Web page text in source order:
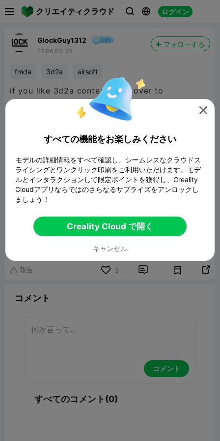
クリエイティクラウド   ログイン
GlockGuy1312
22:06 03-25
フォローする
fmda 3d2a airsoft
if you like 3d2a content head over to
 報告 3  
コメント
コメント
すべてのコメント(0)

すべての機能をお楽しみください
モデルの詳細情報をすべて確認し、シームレスなクラウドス
ライシングとワンクリック印刷をご利用いただけます。モデ
ルとインタラクションして限定ポイントを獲得し、Creality
Cloudアプリならではのさらなるサプライズをアンロックし
ましょう！
Creality Cloud で開く
キャンセル